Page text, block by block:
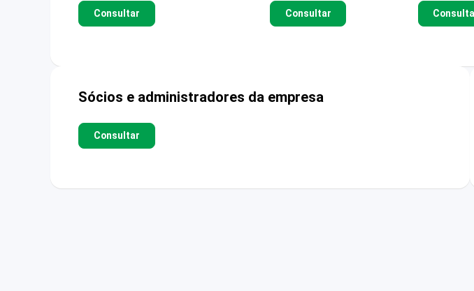
Consultar Consultar
Sócios e administradores da empresa
Consultar